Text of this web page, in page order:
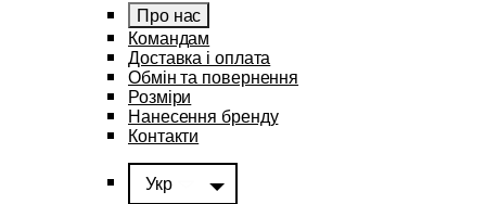
Про нас
Командам
Доставка і оплата
Обмін та повернення
Розміри
Нанесення бренду
Контакти
Укр